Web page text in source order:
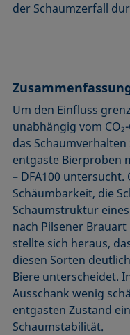
der Schaumzerfall
Um den Einfluss
unabhängig vom CO2
das
entgaste Bierproben
– DFA100
Schäumbarkeit, die
Schaumstruktur
nach Pilsener Brauart
stellte sich heraus,
diesen Sorten
Biere unterscheidet.
Ausschank wenig
entgasten Zustand
Schaumstabilität.